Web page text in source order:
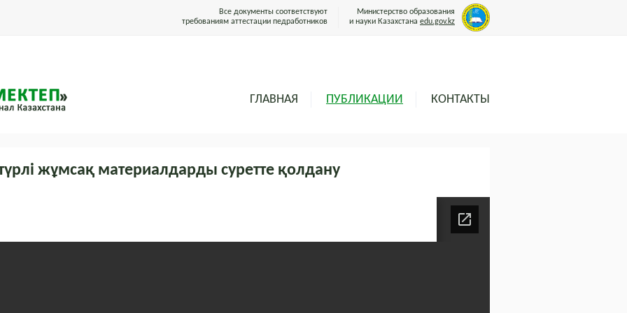
Все документы соответствуют
требованиям аттестации педработников
Министерство образования
и науки Казахстана edu.gov.kz
ГЛАВНАЯ ПУБЛИКАЦИИ КОНТАКТЫ
жұмсақ материалдарды суретте қолдану